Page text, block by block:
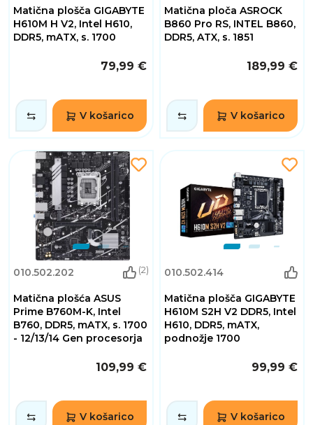
Matična plošča GIGABYTE
H610M H V2, Intel H610,
DDR5, mATX, s. 1700
79,99 €
V košarico
Matična ploča ASROCK
B860 Pro RS, INTEL B860,
DDR5, ATX, s. 1851
189,99 €
V košarico
010.502.202 (2)
Matična plošća ASUS
Prime B760M-K, Intel
B760, DDR5, mATX, s. 1700
- 12/13/14 Gen procesorja
109,99 €
V košarico
010.502.414
Matična plošča GIGABYTE
H610M S2H V2 DDR5, Intel
H610, DDR5, mATX,
podnožje 1700
99,99 €
V košarico